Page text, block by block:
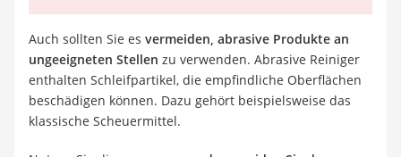
Auch sollten Sie es vermeiden, abrasive Produkte an
ungeeigneten Stellen zu verwenden. Abrasive Reiniger
enthalten Schleifpartikel, die empfindliche Oberflächen
beschädigen können. Dazu gehört beispielsweise das
klassische Scheuermittel.